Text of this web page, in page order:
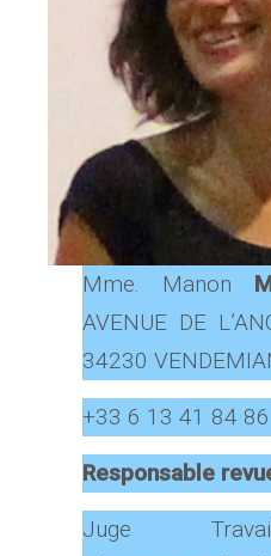
Mme. Manon
AVENUE DE
34230
+33 6 13 41 84 86
Responsable
Juge